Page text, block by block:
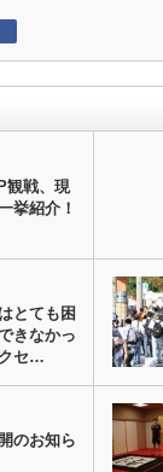
観戦、現
挙紹介！
とても困
きなかっ
セ…
のお知ら